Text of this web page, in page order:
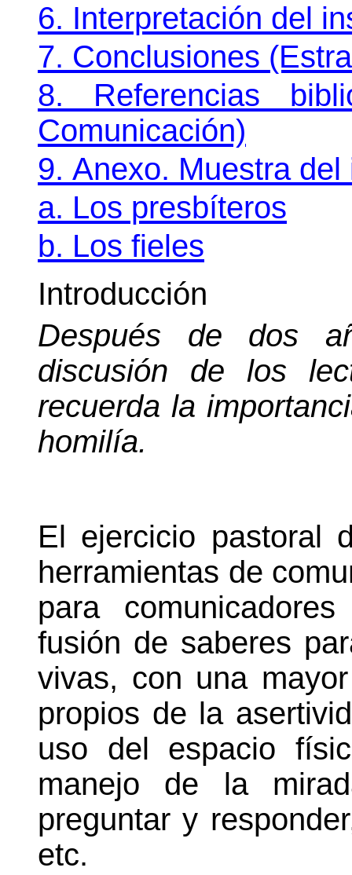
6. Interpretación del
7. Conclusiones
8. Referencias
Comunicación)
9. Anexo. Muestra
a. Los presbíteros
b. Los fieles
Introducción
Después de dos
discusión de los
recuerda la
homilía.
El ejercicio pastoral
herramientas de
para
fusión de saberes
vivas, con una
propios de la
uso del espacio
manejo de la
preguntar y
etc.